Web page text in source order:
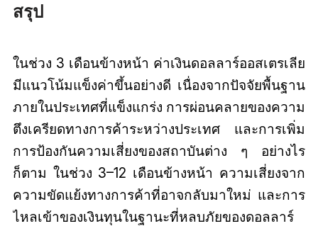
สรุป
ในช่วง 3 เดือนข้างหน้า ค่าเงินดอลลาร์ออสเตรเลีย
มีแนวโน้มแข็งค่าขึ้นอย่างดี เนื่องจากปัจจัยพื้นฐาน
ภายในประเทศที่แข็งแกร่ง การผ่อนคลายของความ
ตึงเครียดทางการค้าระหว่างประเทศ และการเพิ่ม
การป้องกันความเสี่ยงของสถาบันต่าง ๆ อย่างไร
ก็ตาม ในช่วง 3–12 เดือนข้างหน้า ความเสี่ยงจาก
ความขัดแย้งทางการค้าที่อาจกลับมาใหม่ และการ
ไหลเข้าของเงินทุนในฐานะที่หลบภัยของดอลลาร์